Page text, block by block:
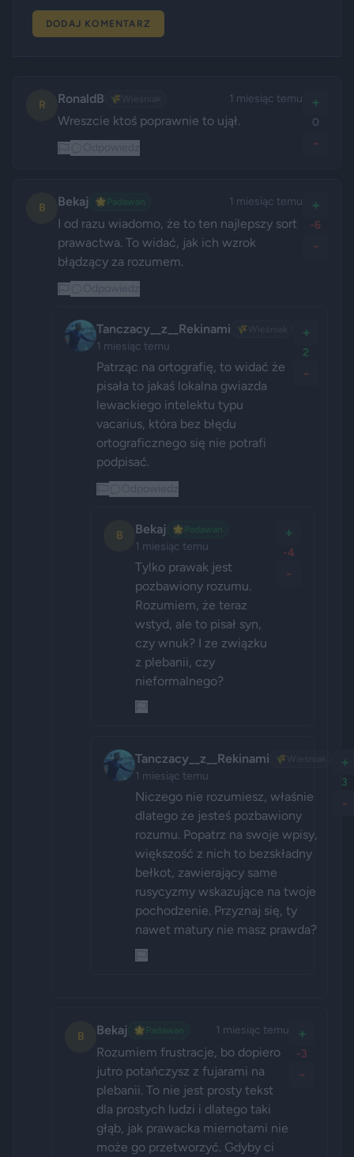
DODAJ KOMENTARZ
R RonaldB 🌾 1 miesiąc temu
Wreszcie ktoś poprawnie to ujął.
+
0
-
B Bekaj 🌟Padawan 1 miesiąc temu
I od razu wiadomo, że to ten najlepszy sort
prawactwa. To widać, jak ich wzrok
błądzący za rozumem.
+
-6
-
Tanczacy__z__Rekinami 🌾
1 miesiąc temu
Patrząc na ortografię, to widać że
pisała to jakaś lokalna gwiazda
lewackiego intelektu typu
vacarius, która bez błędu
ortograficznego się nie potrafi
podpisać.
+
2
-
B Bekaj 🌟Padawan
1 miesiąc temu
Tylko prawak jest
pozbawiony rozumu.
Rozumiem, że teraz
wstyd, ale to pisał syn,
czy wnuk? I ze związku
z plebanii, czy
nieformalnego?
+
-4
-
Tanczacy__z__Rekinami 🌾
1 miesiąc temu
Niczego nie rozumiesz, właśnie
dlatego że jesteś pozbawiony
rozumu. Popatrz na swoje wpisy,
większość z nich to bezskładny
bełkot, zawierający same
rusycyzmy wskazujące na twoje
pochodzenie. Przyznaj się, ty
nawet matury nie masz prawda?
+
3
-
B Bekaj 🌟Padawan 1 miesiąc temu
Rozumiem frustracje, bo dopiero
jutro potańczysz z fujarami na
plebanii. To nie jest prosty tekst
dla prostych ludzi i dlatego taki
głąb, jak prawacka miernotami nie
może go przetworzyć. Gdyby ci
+
-3
-